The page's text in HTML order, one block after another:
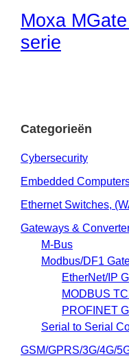
Moxa
serie
Categorieën
Cybersecurity
Embedded
Ethernet Switches,
Gateways &
M-Bus
Modbus/DF1
EtherNet/IP
MODBUS
PROFINET
Serial to Serial
GSM/GPRS/3G/4G/